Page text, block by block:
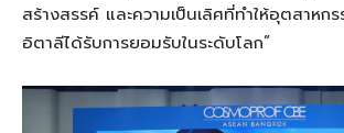
สร้างสรรค์ และความเป็นเลิศที่ทำให้อุตสาหก
อิตาลีได้รับการยอมรับในระดับโลก”